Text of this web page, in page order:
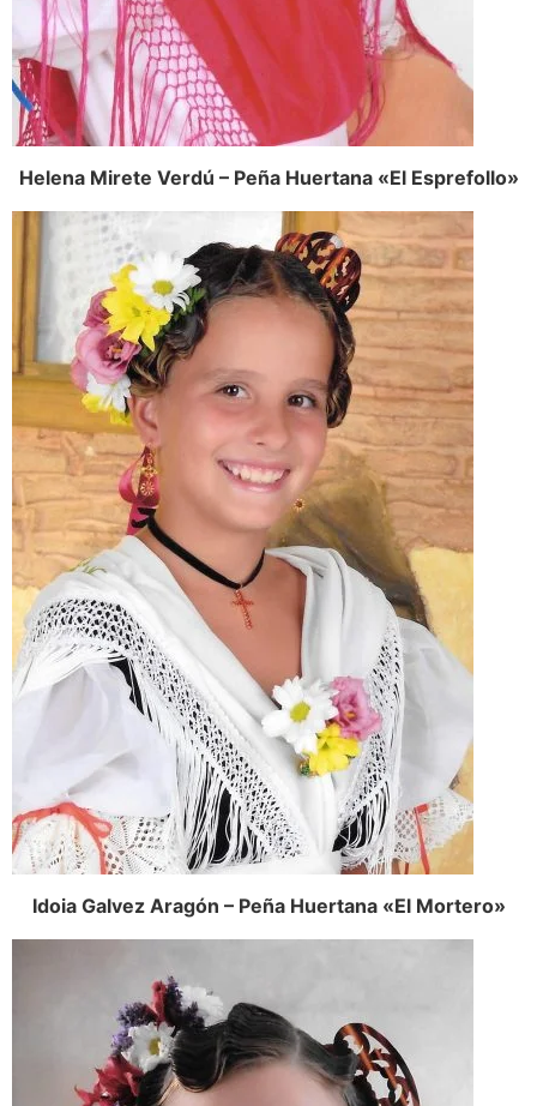
Helena Mirete Verdú – Peña Huertana «El Esprefollo»
Idoia Galvez Aragón – Peña Huertana «El Mortero»